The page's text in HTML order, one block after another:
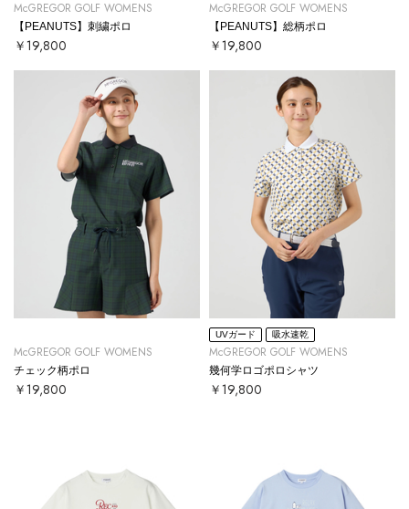
McGREGOR GOLF WOMENS
【PEANUTS】刺繍ポロ
￥19,800
McGREGOR GOLF WOMENS
【PEANUTS】総柄ポロ
￥19,800
McGREGOR GOLF WOMENS
チェック柄ポロ
￥19,800
UVガード 吸水速乾
McGREGOR GOLF WOMENS
幾何学ロゴポロシャツ
￥19,800